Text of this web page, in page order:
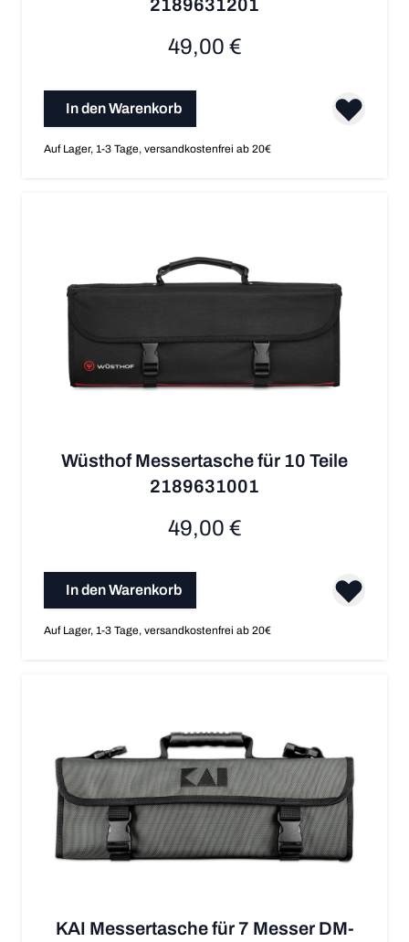
2189631201
49,00 €
In den Warenkorb
Auf Lager, 1-3 Tage, versandkostenfrei ab 20€
Wüsthof Messertasche für 10 Teile
2189631001
49,00 €
In den Warenkorb
Auf Lager, 1-3 Tage, versandkostenfrei ab 20€
KAI Messertasche für 7 Messer DM-